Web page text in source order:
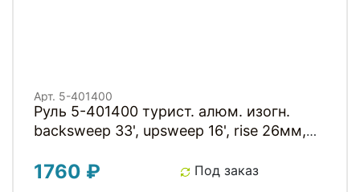
Арт. 5-401400
Руль 5-401400 турист. алюм. изогн.
backsweep 33', upsweep 16', rise 26мм,
черный матовый City/Trekking bar 590
1760 ₽ Под заказ